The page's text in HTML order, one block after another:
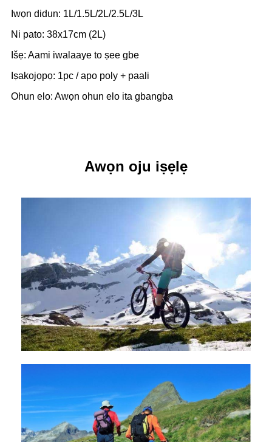
Iwọn didun: 1L/1.5L/2L/2.5L/3L
Ni pato: 38x17cm (2L)
Išẹ: Aami iwalaaye to ṣee gbe
Iṣakojọpọ: 1pc / apo poly + paali
Ohun elo: Awọn ohun elo ita gbangba
Awọn oju iṣẹlẹ